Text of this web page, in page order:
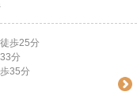
徒歩25分
分
35分